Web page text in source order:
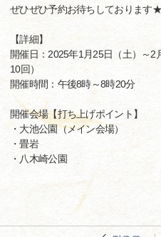
ぜひぜひ予約お待ちしております★
【詳細】
開催日：2025年1月25日（土）～
10回）
開催時間：午後8時～8時20分
開催会場【打ち上げポイント】
・大池公園（メイン会場）
・畳岩
・八木崎公園